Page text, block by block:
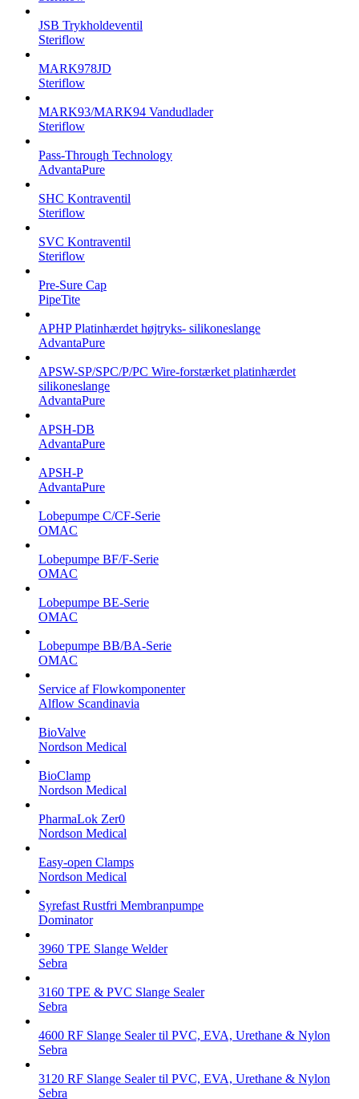
JSB Trykholdeventil
Steriflow
MARK978JD
Steriflow
MARK93/MARK94 Vandudlader
Steriflow
Pass-Through Technology
AdvantaPure
SHC Kontraventil
Steriflow
SVC Kontraventil
Steriflow
Pre-Sure Cap
PipeTite
APHP Platinhærdet højtryks- silikoneslange
AdvantaPure
APSW-SP/SPC/P/PC Wire-forstærket platinhærdet
silikoneslange
AdvantaPure
APSH-DB
AdvantaPure
APSH-P
AdvantaPure
Lobepumpe C/CF-Serie
OMAC
Lobepumpe BF/F-Serie
OMAC
Lobepumpe BE-Serie
OMAC
Lobepumpe BB/BA-Serie
OMAC
Service af Flowkomponenter
Alflow Scandinavia
BioValve
Nordson Medical
BioClamp
Nordson Medical
PharmaLok Zer0
Nordson Medical
Easy-open Clamps
Nordson Medical
Syrefast Rustfri Membranpumpe
Dominator
3960 TPE Slange Welder
Sebra
3160 TPE & PVC Slange Sealer
Sebra
4600 RF Slange Sealer til PVC, EVA, Urethane & Nylon
Sebra
3120 RF Slange Sealer til PVC, EVA, Urethane & Nylon
Sebra